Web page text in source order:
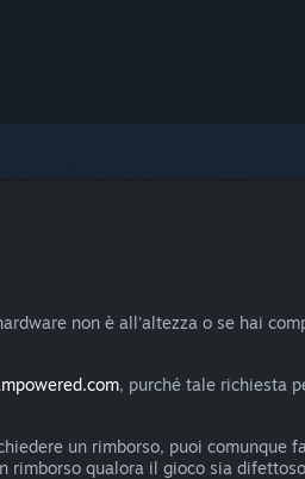
non è all'altezza o se hai
, purché tale richiesta
un rimborso, puoi comunque
rimborso qualora il gioco sia